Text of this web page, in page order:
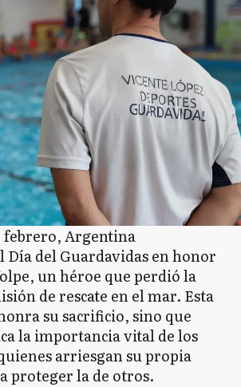
febrero, Argentina
Día del Guardavidas en honor
un héroe que perdió la
de rescate en el mar. Esta
su sacrificio, sino que
la importancia vital de los
arriesgan su propia
proteger la de otros.